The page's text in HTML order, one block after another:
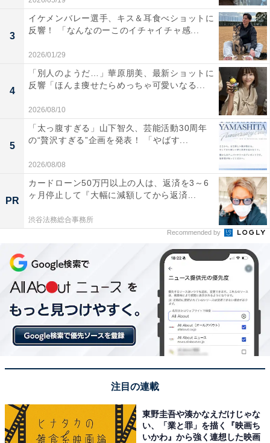
3
イケメンバレー選手、キス＆耳食べショットに
反響！ 「なんなのーこのイチャイチャ感...
2026/01/29
4
「別人のようだ…」華原朋美、最新ショットに
反響「ほんま痩せたらめっちゃ可愛いなる...
2026/08/10
5
「太っ腹すぎる」山下智久、芸能活動30周年
の“贅沢すぎる”企画を発表！ 「やばす...
2026/08/08
PR
カードローン50万円以上の人は、返済を3～6
ヶ月停止して『大幅に減額してから返済...
渋谷法務総合事務所
Recommended by
注目の連載
東野圭吾や湊かなえだけじゃな
い、「業と罪」を描く『映画ち
いかわ』から強く連想した映画